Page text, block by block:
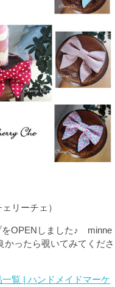
リーチェ）
をOPENしました♪ minne
かったら覗いてみてくださ
覧 | ハンドメイドマーケ